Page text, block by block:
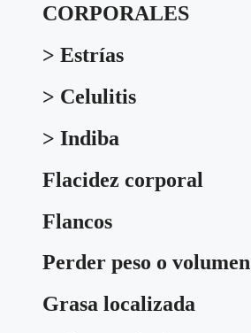
CORPORALES
> Estrías
> Celulitis
> Indiba
Flacidez corporal
Flancos
Perder peso o volumen
Grasa localizada